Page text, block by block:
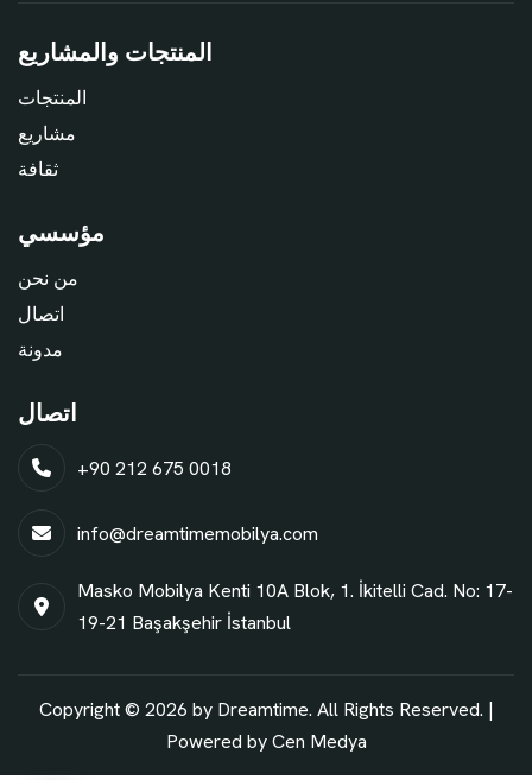
المنتجات والمشاريع
المنتجات
مشاريع
ثقافة
مؤسسي
من نحن
اتصال
مدونة
اتصال
+90 212 675 0018
info@dreamtimemobilya.com
Masko Mobilya Kenti 10A Blok, 1. İkitelli Cad. No: 17-
19-21 Başakşehir İstanbul
Copyright © 2026 by Dreamtime. All Rights Reserved. |
Powered byCen Medya